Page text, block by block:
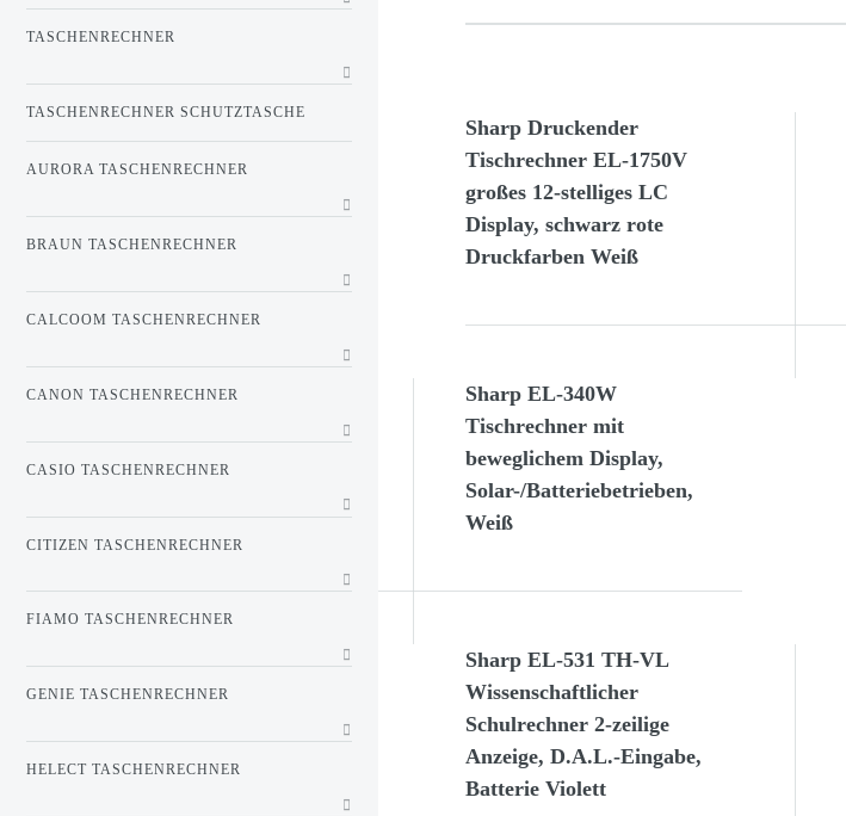
Sharp Druckender
Tischrechner EL-1750V
großes 12-stelliges LC
Display, schwarz rote
Druckfarben Weiß
Sharp EL-340W
Tischrechner mit
beweglichem Display,
Solar-/Batteriebetrieben,
Weiß
Sharp EL-531 TH-VL
Wissenschaftlicher
Schulrechner 2-zeilige
Anzeige, D.A.L.-Eingabe,
Batterie Violett
TASCHENRECHNER
TASCHENRECHNER SCHUTZTASCHE
AURORA TASCHENRECHNER
BRAUN TASCHENRECHNER
CALCOOM TASCHENRECHNER
CANON TASCHENRECHNER
CASIO TASCHENRECHNER
CITIZEN TASCHENRECHNER
FIAMO TASCHENRECHNER
GENIE TASCHENRECHNER
HELECT TASCHENRECHNER